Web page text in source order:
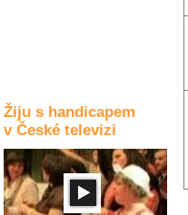
Žiju s handicapem
v České televizi